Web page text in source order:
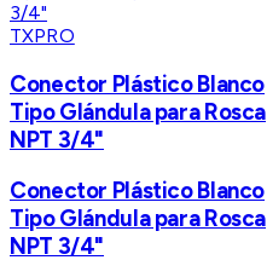
TXPRO
Conector Plástico Blanco
Tipo Glándula para Rosca
NPT 3/4"
Conector Plástico Blanco
Tipo Glándula para Rosca
NPT 3/4"